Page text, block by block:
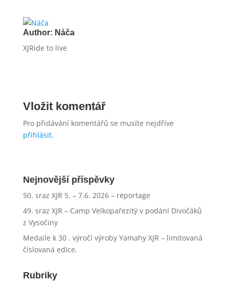
Author: Náča
XJRide to live
Vložit komentář
Pro přidávání komentářů se musíte nejdříve
přihlásit.
Nejnovější příspěvky
50. sraz XJR 5. – 7.6. 2026 – reportage
49. sraz XJR – Camp Velkopařezitý v podání Divočáků
z Vysočiny
Medaile k 30 . výročí výroby Yamahy XJR – limitovaná
číslovaná edice.
Rubriky